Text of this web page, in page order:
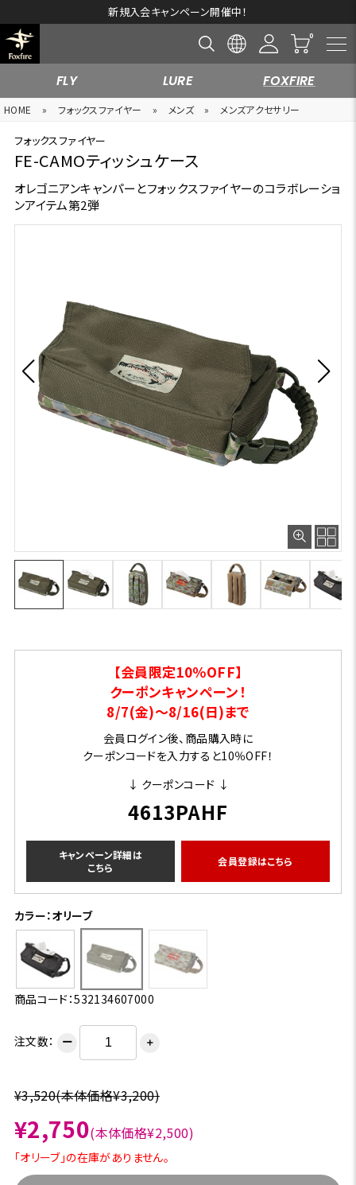
新規入会キャンペーン開催中！
FLY LURE FOXFIRE
HOME » フォックスファイヤー » メンズ » メンズアクセサリー
フォックスファイヤー
FE-CAMOティッシュケース
オレゴニアンキャンパーとフォックスファイヤーのコラボレーショ
ンアイテム第2弾
【会員限定10％OFF】
クーポンキャンペーン！
8/7(金)～8/16(日)まで
会員ログイン後、商品購入時に
クーポンコードを入力すると10％OFF！
↓ クーポンコード ↓
4613PAHF
キャンペーン詳細は
こちら
会員登録はこちら
カラー：オリーブ
商品コード：532134607000
注文数： ー ＋
¥3,520(本体価格¥3,200)
¥2,750(本体価格¥2,500)
「オリーブ」の在庫がありません。